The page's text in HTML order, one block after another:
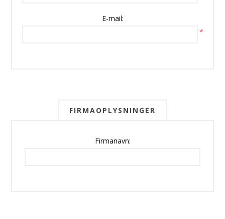
E-mail:
*
FIRMAOPLYSNINGER
Firmanavn: